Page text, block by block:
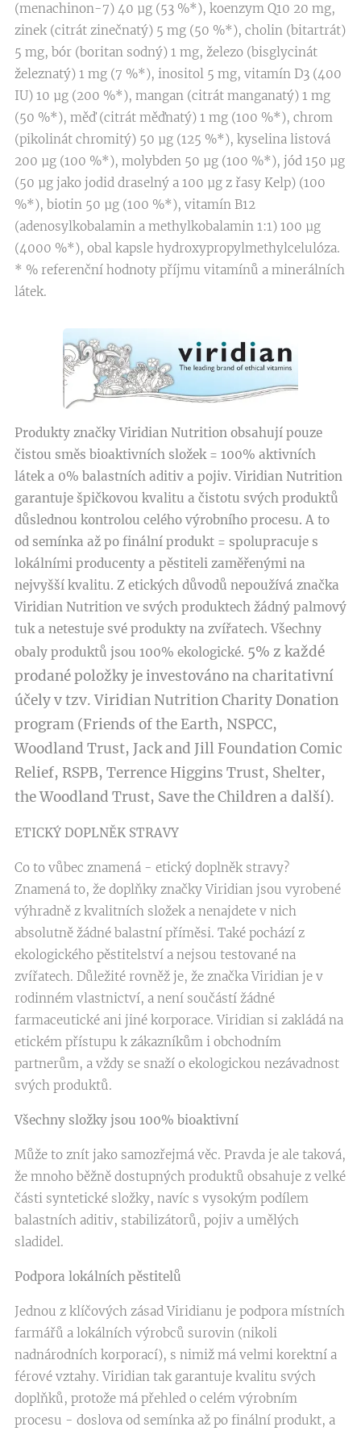
(menachinon-7) 40 µg (53 %*), koenzym Q10 20 mg,
zinek (citrát zinečnatý) 5 mg (50 %*), cholin (bitartrát)
5 mg, bór (boritan sodný) 1 mg, železo (bisglycinát
železnatý) 1 mg (7 %*), inositol 5 mg, vitamín D3 (400
IU) 10 µg (200 %*), mangan (citrát manganatý) 1 mg
(50 %*), měď (citrát měďnatý) 1 mg (100 %*), chrom
(pikolinát chromitý) 50 µg (125 %*), kyselina listová
200 µg (100 %*), molybden 50 µg (100 %*), jód 150 µg
(50 µg jako jodid draselný a 100 µg z řasy Kelp) (100
%*), biotin 50 µg (100 %*), vitamín B12
(adenosylkobalamin a methylkobalamin 1:1) 100 µg
(4000 %*), obal kapsle hydroxypropylmethylcelulóza.
* % referenční hodnoty příjmu vitamínů a minerálních
látek.
Produkty značky Viridian Nutrition obsahují pouze
čistou směs bioaktivních složek = 100% aktivních
látek a 0% balastních aditiv a pojiv. Viridian Nutrition
garantuje špičkovou kvalitu a čistotu svých produktů
důslednou kontrolou celého výrobního procesu. A to
od semínka až po finální produkt = spolupracuje s
lokálními producenty a pěstiteli zaměřenými na
nejvyšší kvalitu. Z etických důvodů nepoužívá značka
Viridian Nutrition ve svých produktech žádný palmový
tuk a netestuje své produkty na zvířatech. Všechny
obaly produktů jsou 100% ekologické. 5% z každé
prodané položky je investováno na charitativní
účely v tzv. Viridian Nutrition Charity Donation
program (Friends of the Earth, NSPCC,
Woodland Trust, Jack and Jill Foundation Comic
Relief, RSPB, Terrence Higgins Trust, Shelter,
the Woodland Trust, Save the Children a další).
ETICKÝ DOPLNĚK STRAVY
Co to vůbec znamená - etický doplněk stravy?
Znamená to, že doplňky značky Viridian jsou vyrobené
výhradně z kvalitních složek a nenajdete v nich
absolutně žádné balastní příměsi. Také pochází z
ekologického pěstitelství a nejsou testované na
zvířatech. Důležité rovněž je, že značka Viridian je v
rodinném vlastnictví, a není součástí žádné
farmaceutické ani jiné korporace. Viridian si zakládá na
etickém přístupu k zákazníkům i obchodním
partnerům, a vždy se snaží o ekologickou nezávadnost
svých produktů.
Všechny složky jsou 100% bioaktivní
Může to znít jako samozřejmá věc. Pravda je ale taková,
že mnoho běžně dostupných produktů obsahuje z velké
části syntetické složky, navíc s vysokým podílem
balastních aditiv, stabilizátorů, pojiv a umělých
sladidel.
Podpora lokálních pěstitelů
Jednou z klíčových zásad Viridianu je podpora místních
farmářů a lokálních výrobců surovin (nikoli
nadnárodních korporací), s nimiž má velmi korektní a
férové vztahy. Viridian tak garantuje kvalitu svých
doplňků, protože má přehled o celém výrobním
procesu - doslova od semínka až po finální produkt, a